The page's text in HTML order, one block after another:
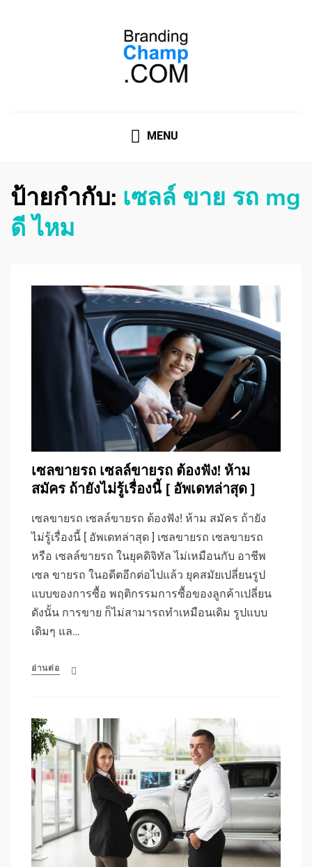
MENU
ป้ายกำกับ: เซลล์ ขาย รถ mg
ดี ไหม
เซลขายรถ เซลล์ขายรถ ต้องฟัง! ห้าม
สมัคร ถ้ายังไม่รู้เรื่องนี้ [ อัพเดทล่าสุด ]
เซลขายรถ เซลล์ขายรถ ต้องฟัง! ห้าม สมัคร ถ้ายัง
ไม่รู้เรื่องนี้ [ อัพเดทล่าสุด ] เซลขายรถ เซลขายรถ
หรือ เซลล์ขายรถ ในยุคดิจิทัล ไม่เหมือนกับ อาชีพ
เซล ขายรถ ในอดีตอีกต่อไปแล้ว ยุคสมัยเปลี่ยนรูป
แบบของการซื้อ พฤติกรรมการซื้อของลูกค้าเปลี่ยน
ดังนั้น การขาย ก็ไม่สามารถทำเหมือนเดิม รูปแบบ
เดิมๆ แล…
อ่านต่อ